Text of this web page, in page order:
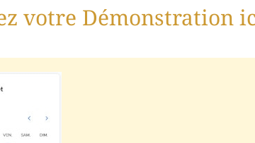
votre Démonstration